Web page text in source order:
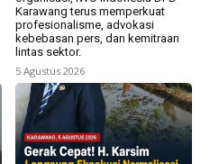
Karawang terus memperkuat
profesionalisme, advokasi
kebebasan pers, dan kemitraan
lintas sektor.
5 Agustus 2026